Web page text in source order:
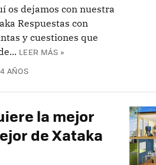
os dejamos con nuestra
Respuestas con
y cuestiones que
LEER MÁS »
AÑOS
la mejor
de Xataka